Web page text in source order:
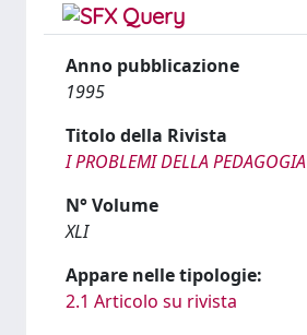
Anno pubblicazione
1995
Titolo della Rivista
I PROBLEMI DELLA PEDAGOGIA
N° Volume
XLI
Appare nelle tipologie:
2.1 Articolo su rivista